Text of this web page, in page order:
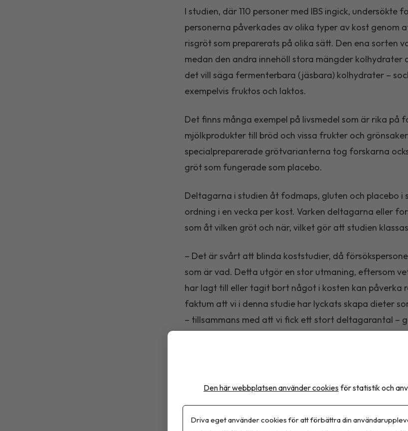
I studien, där 110 personer med IBS ingick, undersökte
personerna påverkades av olika typer av kost genom
risgröt som preparerats på olika sätt. Den ena sorten
medan den andra innehöll stora mängder kolhydrater
det vill säga fermenterbara (jäsbara) kolhydrater –
exempelvis fruktos och laktos.
Det finns många exempel på livsmedel som är rika på
mjölkprodukter till bröd och vissa frukter och
specialpreparerade grötvarianterna tog forskarna
gröt som fungerade som placebo.
Deltagarna i studien åt fodmaps, gluten och placebo i
ordning i en vecka per kost. Varken deltagarna eller
som åt vilken gröt och när, vilket gör att studien
– Det är svårt att blinda koststudier, då
som är vad. Detta utgör en stor utmaning, eftersom
har lagt till eller tagit bort något i kosten kan påverka
faktum att vi i denna studie har lyckats skapa dieter
– tillsammans med att vi fick ett stort deltagarantal –
gluten. Fodmaps förvärrade symtomen, men inte i den
visade sig inte ha någon mätbar negativ inverkan på
Den här webbplatsen använder cookies för statistik och
Driva eget använder cookies för att förbättra din